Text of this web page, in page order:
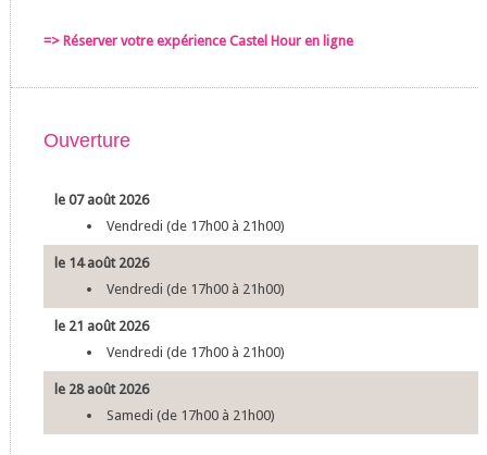
=> Réserver votre expérience Castel Hour en ligne
Ouverture
le 07 août 2026
Vendredi (de 17h00 à 21h00)
le 14 août 2026
Vendredi (de 17h00 à 21h00)
le 21 août 2026
Vendredi (de 17h00 à 21h00)
le 28 août 2026
Samedi (de 17h00 à 21h00)